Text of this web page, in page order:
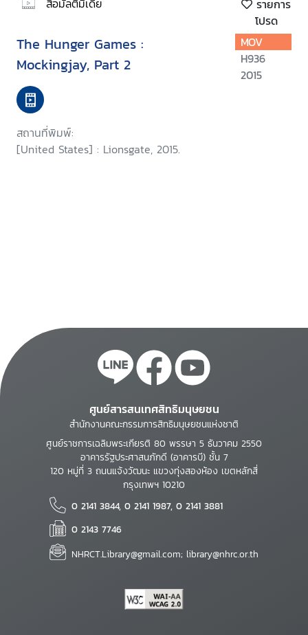
สื่อมัลติมีเดีย
รายการ
โปรด
The Hunger Games :
Mockingjay, Part 2
สถานที่พิมพ์:
[United States] : Lionsgate, 2015.
MOV
H936
2015
ศูนย์สารสนเทศสิทธิมนุษยชน
สำนักงานคณะกรรมการสิทธิมนุษยชนแห่งชาติ
ศูนย์ราชการเฉลิมพระเกียรติ 80 พรรษา 5 ธันวาคม 2550
อาคารรัฐประศาสนภักดี (อาคารบี) ชั้น 7
120 หมู่ที่ 3 ถนนแจ้งวัฒนะ แขวงทุ่งสองห้อง เขตหลักสี่
กรุงเทพฯ 10210
0 2141 3844, 0 2141 1987, 0 2141 3881
0 2143 7746
NHRCT.Library@gmail.com; library@nhrc.or.th